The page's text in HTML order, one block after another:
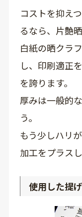
コストを抑え
るなら、片艶
白紙の晒クラ
し、印刷適正
を誇ります。
厚みは一般的
う。
もう少しハリ
加工をプラス
使用した提